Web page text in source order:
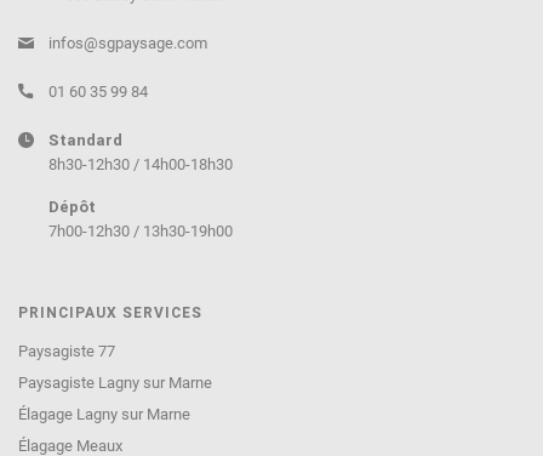
infos@sgpaysage.com
01 60 35 99 84
Standard
8h30-12h30 / 14h00-18h30
Dépôt
7h00-12h30 / 13h30-19h00
PRINCIPAUX SERVICES
Paysagiste 77
Paysagiste Lagny sur Marne
Élagage Lagny sur Marne
Élagage Meaux